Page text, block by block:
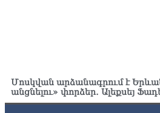
Մոսկվան արձանագրում է
անցնելու» փորձեր․ Ալեքսեյ